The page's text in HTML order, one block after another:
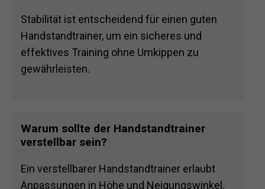
Stabilität ist entscheidend für einen guten
Handstandtrainer, um ein sicheres und
effektives Training ohne Umkippen zu
gewährleisten.
Warum sollte der Handstandtrainer
verstellbar sein?
Ein verstellbarer Handstandtrainer erlaubt
Anpassungen in Höhe und Neigungswinkel,